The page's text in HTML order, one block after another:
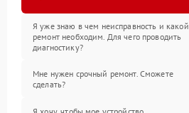
Я уже знаю в чем неисправность и какой
ремонт необходим. Для чего проводить
диагностику?
Мне нужен срочный ремонт. Сможете
сделать?
Я хочу, чтобы мое устройство